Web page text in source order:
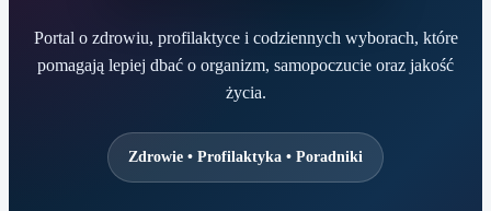
Portal o zdrowiu, profilaktyce i codziennych wyborach, które
pomagają lepiej dbać o organizm, samopoczucie oraz jakość
życia.
Zdrowie • Profilaktyka • Poradniki